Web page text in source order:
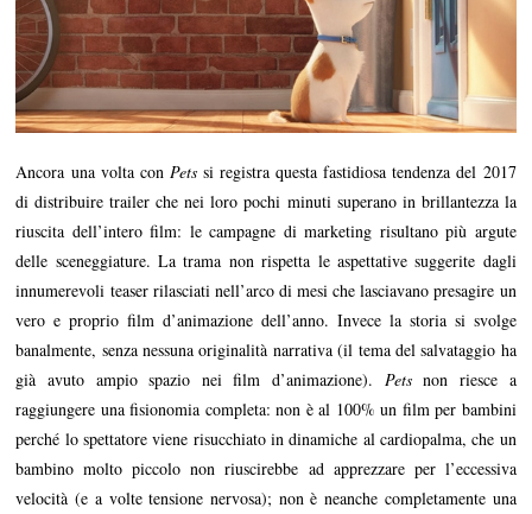
Ancora una volta con Petssi registra questa fastidiosa tendenza del 2017
di distribuire trailer che nei loro pochi minuti superano in brillantezza la
riuscita dell’intero film: le campagne di marketing risultano più argute
delle sceneggiature. La trama non rispetta le aspettative suggerite dagli
innumerevoli teaser rilasciati nell’arco di mesi che lasciavano presagire un
vero e proprio film d’animazione dell’anno. Invece la storia si svolge
banalmente, senza nessuna originalità narrativa (il tema del salvataggio ha
già avuto ampio spazio nei film d’animazione). Petsnon riesce a
raggiungere una fisionomia completa: non è al 100% un film per bambini
perché lo spettatore viene risucchiato in dinamiche al cardiopalma, che un
bambino molto piccolo non riuscirebbe ad apprezzare per l’eccessiva
velocità (e a volte tensione nervosa); non è neanche completamente una